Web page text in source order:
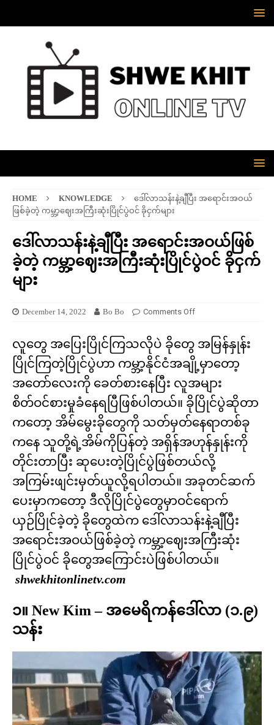
HOME KNOWLEDGE
ဒေါ်လာသန်းနဲ့ချီပြီး အရောင်းအဝယ်
ဖြစ်ခဲ့တဲ့ ကမ္ဘာ့ဈေးအကြီးဆုံးပြိုင်ပွဲဝင် ခိုငှက်များ
ဒေါ်လာသန်းနဲ့ချီပြီး အရောင်းအဝယ်ဖြစ်
ခဲ့တဲ့ ကမ္ဘာ့ဈေးအကြီးဆုံးပြိုင်ပွဲဝင် ခိုငှက်
များ
December 14, 2022 Bo Bo Comments Off
လူတွေ အပြေးပြိုင်ကြသလိုပဲ ခိုတွေ အမြန်နှုန်း
ပြိုင်ကြတဲ့ပြိုင်ပွဲဟာ ကမ္ဘာ့နိုင်ငံအချို့မှာတော့
အတော်လေးကို ခေတ်စားနေပြီး လူအများ
စိတ်ဝင်စားမှုခံနေရပြီဖြစ်ပါတယ်။ ခိုပြိုင်ပွဲဆိုတာ
ကတော့ အိမ်မွေးခိုတွေကို သတ်မှတ်နေရာတစ်ခု
ကနေ သူတို့ရဲ့အိမ်ကိုပြန်တဲ့ အရှိန်အဟုန်နှုန်းကို
တိုင်းတာပြီး ဆုပေးတဲ့ပြိုင်ပွဲဖြစ်တယ်လို့
အကြမ်းဖျင်းမှတ်ယူလို့ရပါတယ်။ အခုတင်ဆက်
ပေးမှာကတော့ ဒီလိုပြိုင်ပွဲတွေမှာဝင်ရောက်
ယှဉ်ပြိုင်ခဲ့တဲ့ ခိုတွေထဲက ဒေါ်လာသန်းနဲ့ချီပြီး
အရောင်းအဝယ်ဖြစ်ခဲ့တဲ့ ကမ္ဘာ့ဈေးအကြီးဆုံး
ပြိုင်ပွဲဝင် ခိုတွေအကြောင်းပဲဖြစ်ပါတယ်။
shwekhitonlinetv.com
၁။ New Kim – အမေရိကန်ဒေါ်လာ (၁.၉)
သန်း